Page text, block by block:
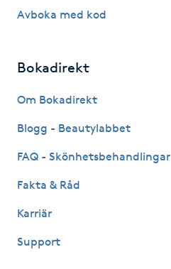
IR-massage
Japansk massage
K
K18
Kemisk peeling
Keratinbehandling
Avboka med kod
Bokadirekt
Om Bokadirekt
Blogg - Beautylabbet
FAQ - Skönhetsbehandlingar
Fakta & Råd
Karriär
Support